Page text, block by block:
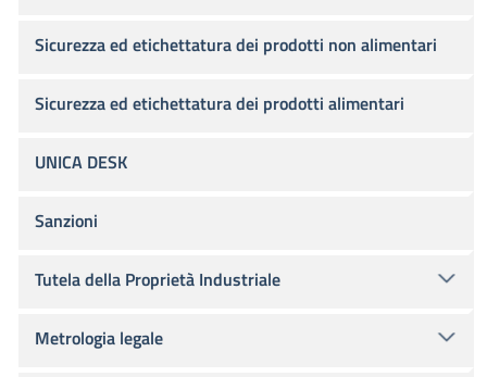
Sicurezza ed etichettatura dei prodotti non alimentari
Sicurezza ed etichettatura dei prodotti alimentari
UNICA DESK
Sanzioni
Tutela della Proprietà Industriale
Metrologia legale